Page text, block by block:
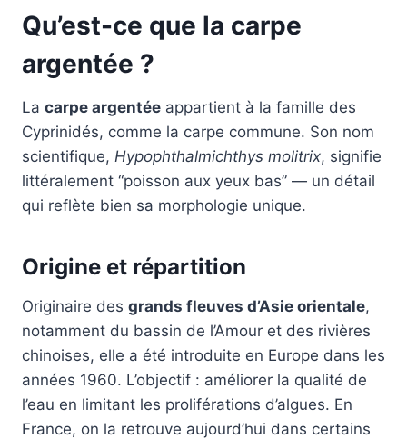
Qu’est-ce que la carpe
argentée ?
La carpe argentée appartient à la famille des
Cyprinidés, comme la carpe commune. Son nom
scientifique, Hypophthalmichthys molitrix, signifie
littéralement “poisson aux yeux bas” — un détail
qui reflète bien sa morphologie unique.
Origine et répartition
Originaire des grands fleuves d’Asie orientale,
notamment du bassin de l’Amour et des rivières
chinoises, elle a été introduite en Europe dans les
années 1960. L’objectif : améliorer la qualité de
l’eau en limitant les proliférations d’algues. En
France, on la retrouve aujourd’hui dans certains